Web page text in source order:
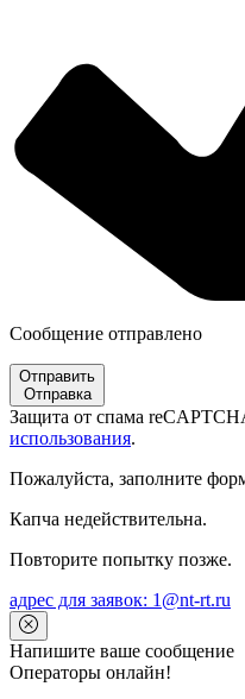
Сообщение отправлено
Отправить
Отправка
Защита от спама
использования.
Пожалуйста, заполните
Капча недействительна.
Повторите попытку позже.
адрес для заявок: 1@nt-rt.ru
Напишите ваше сообщение
Операторы онлайн!